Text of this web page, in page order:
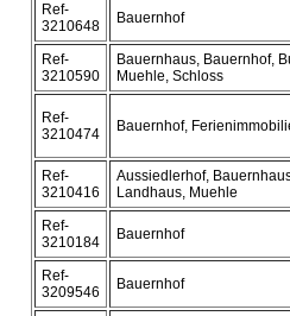
Ref-
3210648
Bauernhof
Ref-
3210590
Bauernhaus, Bauernhof,
Muehle, Schloss
Ref-
3210474
Bauernhof,
Ref-
3210416
Aussiedlerhof,
Landhaus, Muehle
Ref-
3210184
Bauernhof
Ref-
3209546
Bauernhof